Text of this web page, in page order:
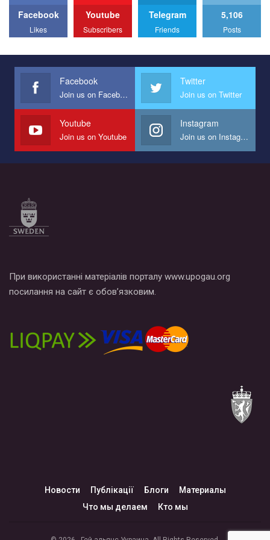
Facebook
Likes
Youtube
Subscribers
Telegram
Friends
5,106
Posts
Facebook
Join us on Facebook
Twitter
Join us on Twitter
Youtube
Join us on Youtube
Instagram
Join us on Instagram
При використанні матеріалів порталу www.upogau.org
посилання на сайт є обов’язковим.
Новости Публікації Блоги
Материалы
Что мы делаем
Кто мы